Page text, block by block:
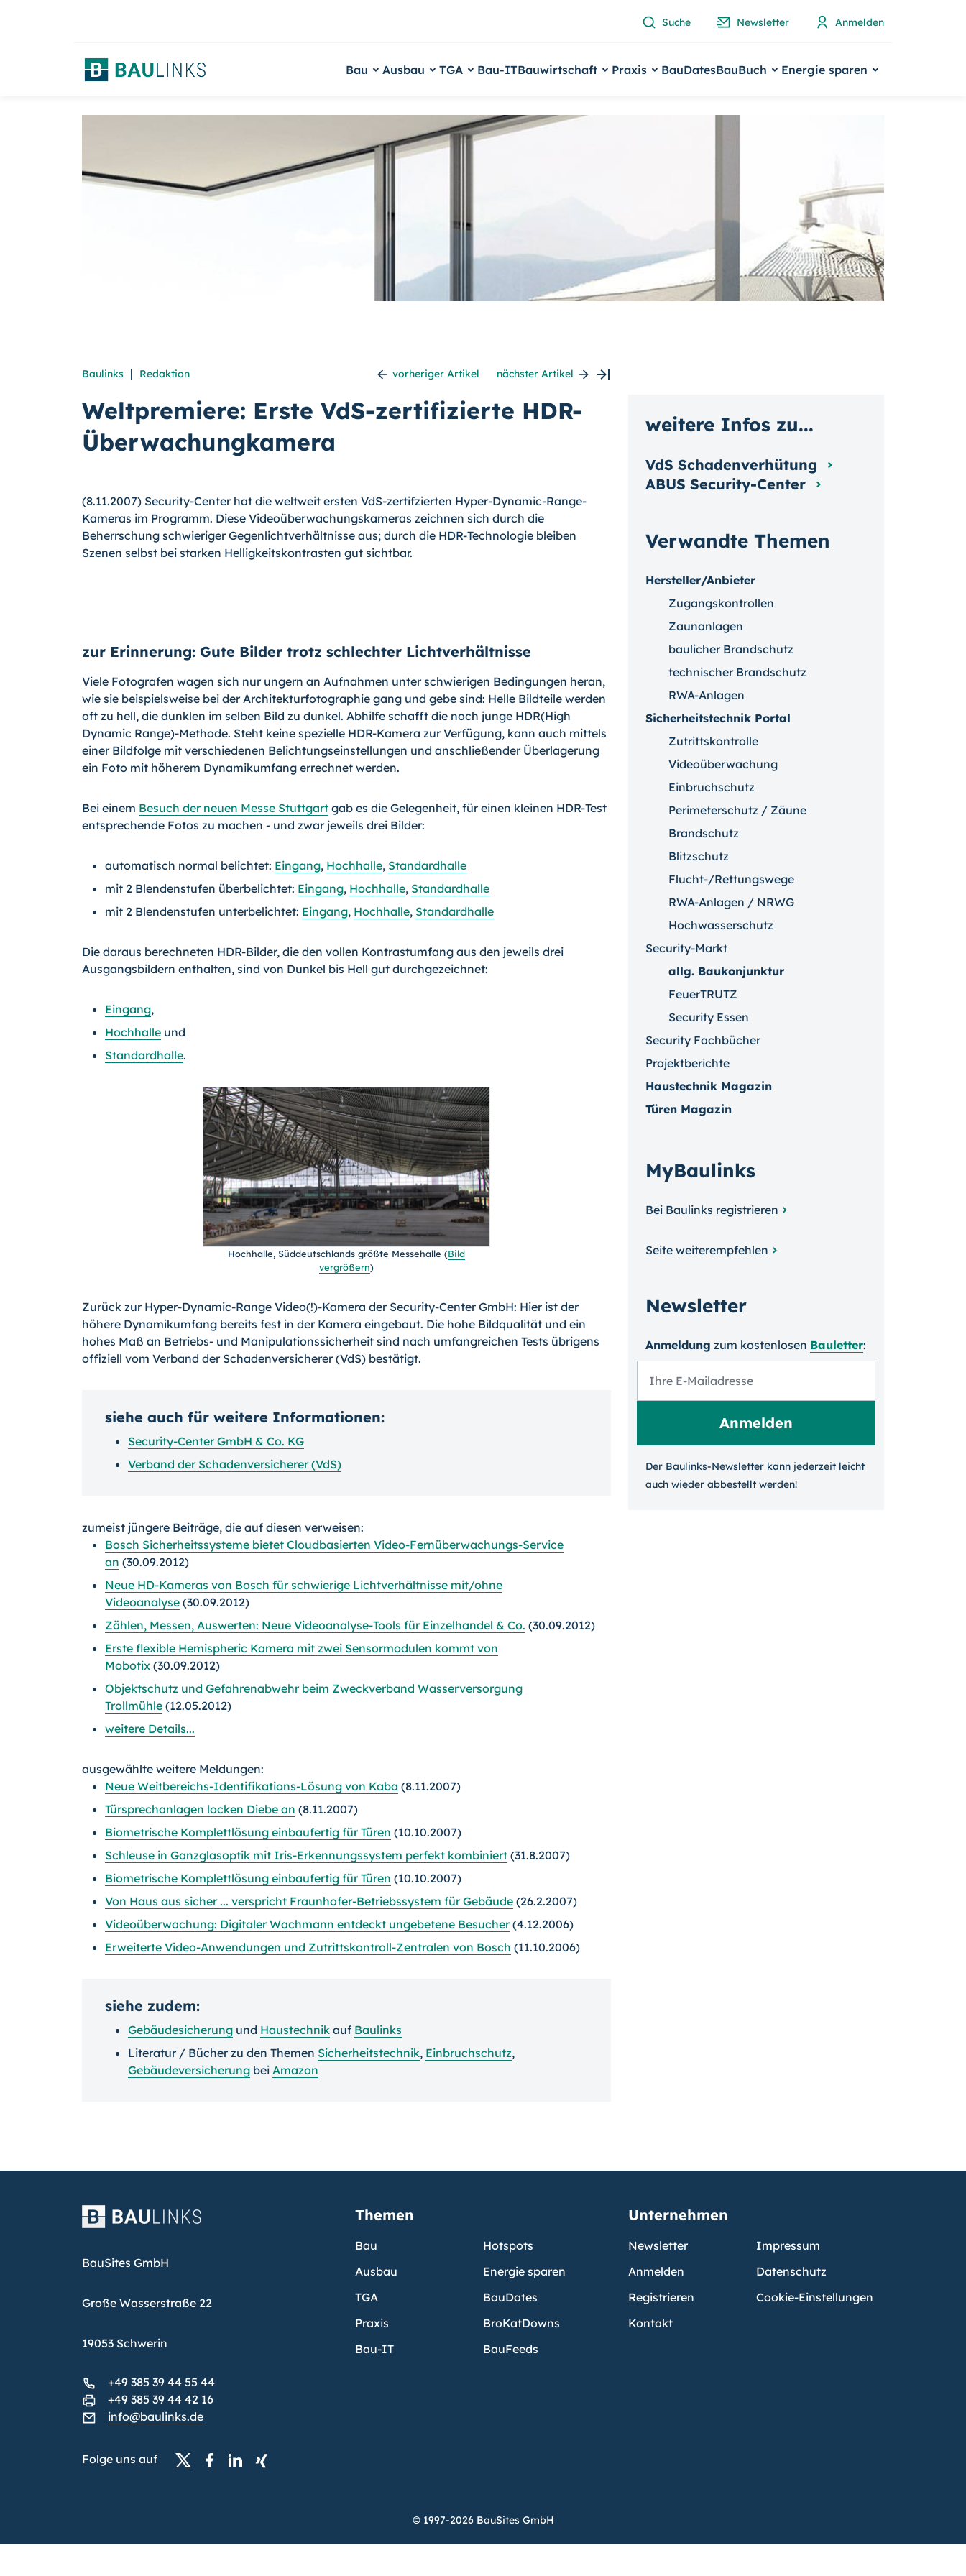
Suche Newsletter Anmelden
Bau Ausbau TGA Bau-ITBauwirtschaft Praxis BauDatesBauBuch Energie sparen
Baulinks | Redaktion vorheriger Artikel nächster Artikel
Weltpremiere: Erste VdS-zertifizierte HDR-
Überwachungkamera
(8.11.2007) Security-Center hat die weltweit ersten VdS-zertifzierten Hyper-Dynamic-Range-
Kameras im Programm. Diese Videoüberwachungskameras zeichnen sich durch die
Beherrschung schwieriger Gegenlichtverhältnisse aus; durch die HDR-Technologie bleiben
Szenen selbst bei starken Helligkeitskontrasten gut sichtbar.
zur Erinnerung: Gute Bilder trotz schlechter Lichtverhältnisse
Viele Fotografen wagen sich nur ungern an Aufnahmen unter schwierigen Bedingungen heran,
wie sie beispielsweise bei der Architekturfotographie gang und gebe sind: Helle Bildteile werden
oft zu hell, die dunklen im selben Bild zu dunkel. Abhilfe schafft die noch junge HDR(High
Dynamic Range)-Methode. Steht keine spezielle HDR-Kamera zur Verfügung, kann auch mittels
einer Bildfolge mit verschiedenen Belichtungseinstellungen und anschließender Überlagerung
ein Foto mit höherem Dynamikumfang errechnet werden.
Bei einem Besuch der neuen Messe Stuttgart gab es die Gelegenheit, für einen kleinen HDR-Test
entsprechende Fotos zu machen - und zwar jeweils drei Bilder:
automatisch normal belichtet: Eingang, Hochhalle, Standardhalle
mit 2 Blendenstufen überbelichtet: Eingang, Hochhalle, Standardhalle
mit 2 Blendenstufen unterbelichtet: Eingang, Hochhalle, Standardhalle
Die daraus berechneten HDR-Bilder, die den vollen Kontrastumfang aus den jeweils drei
Ausgangsbildern enthalten, sind von Dunkel bis Hell gut durchgezeichnet:
Eingang,
Hochhalle und
Standardhalle.
Hochhalle, Süddeutschlands größte Messehalle (Bild
vergrößern)
Zurück zur Hyper-Dynamic-Range Video(!)-Kamera der Security-Center GmbH: Hier ist der
höhere Dynamikumfang bereits fest in der Kamera eingebaut. Die hohe Bildqualität und ein
hohes Maß an Betriebs- und Manipulationssicherheit sind nach umfangreichen Tests übrigens
offiziell vom Verband der Schadenversicherer (VdS) bestätigt.
siehe auch für weitere Informationen:
Security-Center GmbH & Co. KG
Verband der Schadenversicherer (VdS)
zumeist jüngere Beiträge, die auf diesen verweisen:
Bosch Sicherheitssysteme bietet Cloudbasierten Video-Fernüberwachungs-Service
an (30.09.2012)
Neue HD-Kameras von Bosch für schwierige Lichtverhältnisse mit/ohne
Videoanalyse (30.09.2012)
Zählen, Messen, Auswerten: Neue Videoanalyse-Tools für Einzelhandel & Co. (30.09.2012)
Erste flexible Hemispheric Kamera mit zwei Sensormodulen kommt von
Mobotix (30.09.2012)
Objektschutz und Gefahrenabwehr beim Zweckverband Wasserversorgung
Trollmühle (12.05.2012)
weitere Details...
ausgewählte weitere Meldungen:
Neue Weitbereichs-Identifikations-Lösung von Kaba (8.11.2007)
Türsprechanlagen locken Diebe an (8.11.2007)
Biometrische Komplettlösung einbaufertig für Türen (10.10.2007)
Schleuse in Ganzglasoptik mit Iris-Erkennungssystem perfekt kombiniert (31.8.2007)
Biometrische Komplettlösung einbaufertig für Türen (10.10.2007)
Von Haus aus sicher ... verspricht Fraunhofer-Betriebssystem für Gebäude (26.2.2007)
Videoüberwachung: Digitaler Wachmann entdeckt ungebetene Besucher(4.12.2006)
Erweiterte Video-Anwendungen und Zutrittskontroll-Zentralen von Bosch (11.10.2006)
siehe zudem:
Gebäudesicherung und Haustechnik auf Baulinks
Literatur / Bücher zu den Themen Sicherheitstechnik, Einbruchschutz,
Gebäudeversicherung bei Amazon
Verwandte Themen
Hersteller/Anbieter
Zugangskontrollen
Zaunanlagen
baulicher Brandschutz
technischer Brandschutz
RWA-Anlagen
Sicherheitstechnik Portal
Zutrittskontrolle
Videoüberwachung
Einbruchschutz
Perimeterschutz / Zäune
Brandschutz
Blitzschutz
Flucht-/Rettungswege
RWA-Anlagen / NRWG
Hochwasserschutz
Security-Markt
allg. Baukonjunktur
FeuerTRUTZ
Security Essen
Security Fachbücher
Projektberichte
Haustechnik Magazin
Türen Magazin
MyBaulinks
Bei Baulinks registrieren
Seite weiterempfehlen
Newsletter
Anmeldung zum kosten­losen Bauletter:
Der Baulinks-Newsletter kann jeder­zeit leicht
auch wieder ab­bestellt werden!
weitere Infos zu...
VdS Schadenverhütung
ABUS Security-Center
BauSites GmbH
Große Wasserstraße 22
19053 Schwerin
+49 385 39 44 55 44
+49 385 39 44 42 16
info@baulinks.de
Folge uns auf
Themen
Bau
Ausbau
TGA
Praxis
Bau-IT
Hotspots
Energie sparen
BauDates
BroKatDowns
BauFeeds
Unternehmen
Newsletter
Anmelden
Registrieren
Kontakt
Impressum
Datenschutz
Cookie-Einstellungen
© 1997-2026 BauSites GmbH